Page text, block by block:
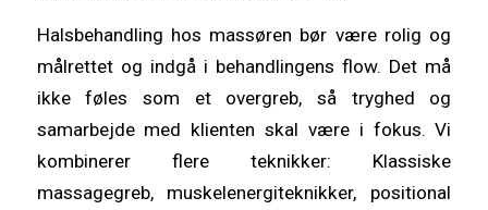
Halsbehandling hos massøren bør være rolig og
målrettet og indgå i behandlingens flow. Det må
ikke føles som et overgreb, så tryghed og
samarbejde med klienten skal være i fokus. Vi
kombinerer flere teknikker: Klassiske
massagegreb, muskelenergiteknikker, positional